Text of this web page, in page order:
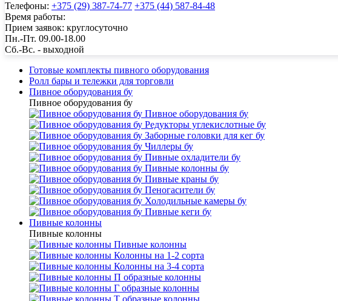
Телефоны: +375 (29) 387-74-77 +375 (44) 587-84-48
Время работы:
Прием заявок: круглосуточно
Пн.-Пт. 09.00-18.00
Cб.-Вс. - выходной
Готовые комплекты пивного оборудования
Ролл бары и тележки для торговли
Пивное оборудования бу
Пивное оборудования бу
Пивное оборудования бу
Редукторы углекислотные бу
Заборные головки для кег бу
Чиллеры бу
Пивные охладители бу
Пивные колонны бу
Пивные краны бу
Пеногасители бу
Холодильные камеры бу
Пивные кеги бу
Пивные колонны
Пивные колонны
Пивные колонны
Колонны на 1-2 сорта
Колонны на 3-4 сорта
П образные колонны
Г образные колонны
Т образные колонны